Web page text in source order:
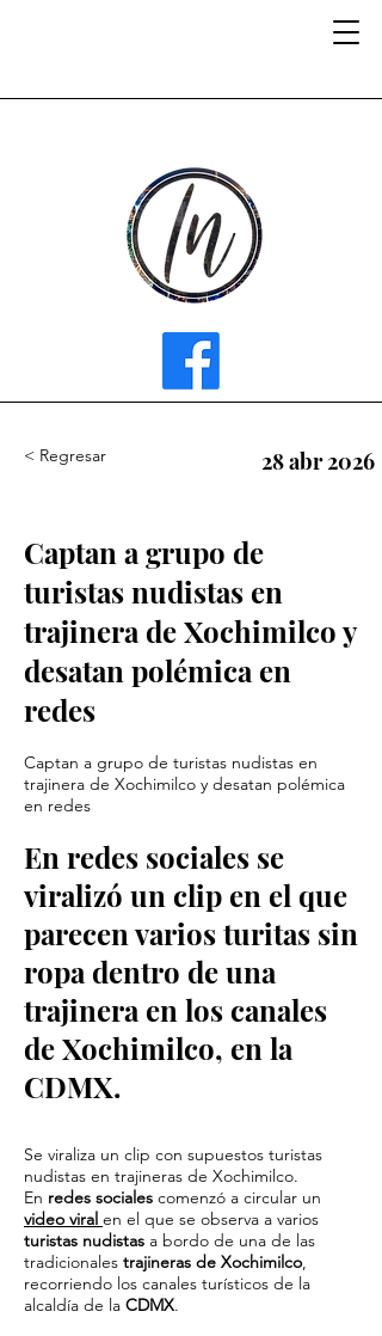
< Regresar 28 abr 2026
Captan a grupo de
turistas nudistas en
trajinera de Xochimilco y
desatan polémica en
redes
Captan a grupo de turistas nudistas en
trajinera de Xochimilco y desatan polémica
en redes
En redes sociales se
viralizó un clip en el que
parecen varios turitas sin
ropa dentro de una
trajinera en los canales
de Xochimilco, en la
CDMX.
Se viraliza un clip con supuestos turistas
nudistas en trajineras de Xochimilco.
En redes sociales comenzó a circular un
video viral en el que se observa a varios
turistas nudistas a bordo de una de las
tradicionales trajineras de Xochimilco,
recorriendo los canales turísticos de la
alcaldía de la CDMX.